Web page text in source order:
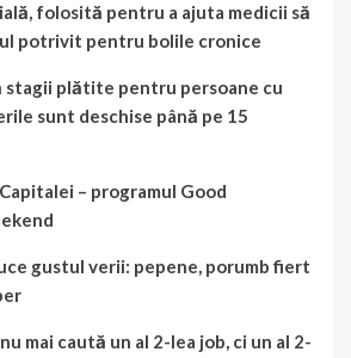
folosită pentru a ajuta medicii să
potrivit pentru bolile cronice
stagii plătite pentru persoane cu
sunt deschise până pe 15
– programul Good
gustul verii: pepene, porumb fiert
mai caută un al 2-lea job, ci un al 2-